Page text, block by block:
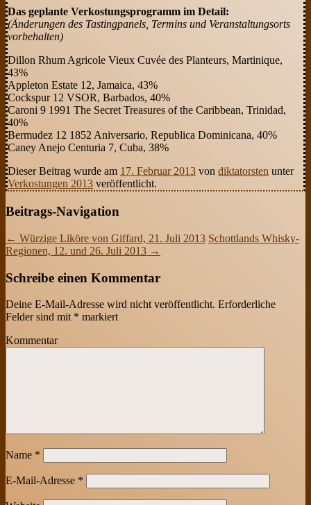
Das geplante Verkostungsprogramm im Detail:
(Änderungen des Tastingpanels, Termins und Veranstaltungsorts
vorbehalten)
Dillon Rhum Agricole Vieux Cuvée des Planteurs, Martinique,
43%
Appleton Estate 12, Jamaica, 43%
Cockspur 12 VSOR, Barbados, 40%
Caroni 9 1991 The Secret Treasures of the Caribbean, Trinidad,
40%
Bermudez 12 1852 Aniversario, Republica Dominicana, 40%
Caney Anejo Centuria 7, Cuba, 38%
Dieser Beitrag wurde am 17. Februar 2013 von diktatorsten unter
Verkostungen 2013 veröffentlicht.
Beitrags-Navigation
← Würzige Liköre von Giffard, 21. Juli 2013 Schottlands Whisky-
Regionen, 12. und 26. Juli 2013 →
Schreibe einen Kommentar
Deine E-Mail-Adresse wird nicht veröffentlicht. Erforderliche
Felder sind mit * markiert
Kommentar
Name *
E-Mail-Adresse *